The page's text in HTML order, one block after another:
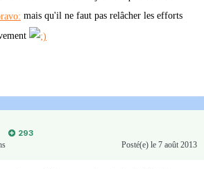
mais qu'il ne faut pas relâcher les efforts
293
Posté(e) le 7 août 2013